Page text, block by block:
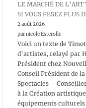
LE MARCHÉ DE
SI VOUS PESEZ PLUS
2 août 2026
par nicole Esterolle
Voici un texte de
d’artistes, relayé par
Président chez
Conseil Président de la
Spectacles –
à la Création
équipements